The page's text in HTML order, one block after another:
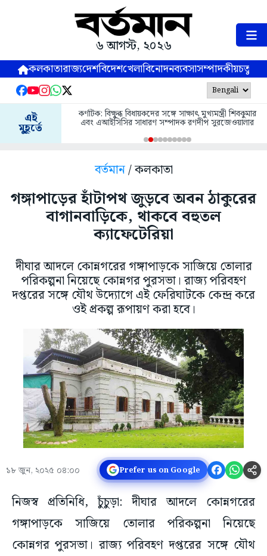
৬ আগস্ট, ২০২৬
কলকাতারাজ্যদেশবিদেশখেলাবিনোদনব্যবসাসম্পাদকীয়
এই
মুহূর্তে
কর্ণাটক: বিক্ষুব্ধ বিধায়কদের সঙ্গে সাক্ষাৎ মুখ্যমন্ত্রী শিবকুমার
এবং এআইসিসির সাধারণ সম্পাদক রণদীপ সুরজেওয়ালার
বর্তমান/ কলকাতা
গঙ্গাপাড়ের হাঁটাপথ জুড়বে অবন ঠাকুরের
বাগানবাড়িকে, থাকবে বহুতল
ক্যাফেটেরিয়া
দীঘার আদলে কোন্নগরের গঙ্গাপাড়কে সাজিয়ে তোলার
পরিকল্পনা নিয়েছে কোন্নগর পুরসভা। রাজ্য পরিবহণ
দপ্তরের সঙ্গে যৌথ উদ্যোগে এই ফেরিঘাটকে কেন্দ্র করে
ওই প্রকল্প রূপায়ণ করা হবে।
১৮ জুন, ২০২৫ ০৪:০০ Prefer us on Google
নিজস্ব প্রতিনিধি, চুঁচুড়া: দীঘার আদলে কোন্নগরের
গঙ্গাপাড়কে সাজিয়ে তোলার পরিকল্পনা নিয়েছে
কোন্নগর পুরসভা। রাজ্য পরিবহণ দপ্তরের সঙ্গে যৌথ